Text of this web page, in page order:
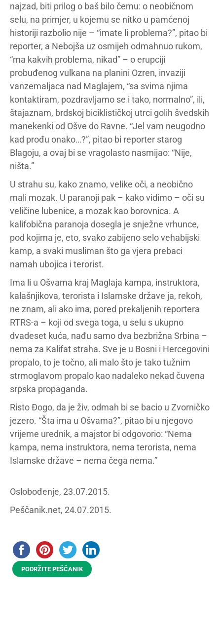
najzad, biti prilog o baš bilo čemu: o neobičnom
selu, na primjer, u kojemu se nitko u pamćenoj
historiji razbolio nije – “imate li problema?”, pitao bi
reporter, a Nebojša uz osmijeh odmahnuo rukom,
“ma kakvih problema, nikad” – o erupciji
probuđenog vulkana na planini Ozren, invaziji
vanzemaljaca nad Maglajem, “sa svima njima
kontaktiram, pozdravljamo se i tako, normalno”, ili,
štajaznam, brdskoj biciklističkoj utrci golih švedskih
manekenki od Ošve do Ravne. “Jel vam neugodno
kad prođu onako…?”, pitao bi reporter starog
Blagoju, a ovaj bi se vragolasto nasmijao: “Nije,
ništa.”
U strahu su, kako znamo, velike oči, a neobično
mali mozak. U paranoji pak – kako vidimo – oči su
veličine lubenice, a mozak kao borovnica. A
kalifobična paranoja dosegla je snježne vrhunce,
pod kojima je, eto, svako zabijeno selo vehabijski
kamp, a svaki musliman što ga vjera prebaci
namah ubojica i terorist.
Ima li u Ošvama kraj Maglaja kampa, instruktora,
kalašnjikova, terorista i Islamske države ja, rekoh,
ne znam, ali ako ima, pored prekaljenih reportera
RTRS-a – koji od svega toga, u selu s ukupno
dvadeset kuća, nađu samo dva bezbrižna Srbina –
nema za Kalifat straha. Sve je u Bosni i Hercegovini
propalo, to je točno, ali malo što je tako tužnim
strmoglavom propalo kao nadaleko nekad čuvena
srpska propaganda.
Risto Đogo, da je živ, odmah bi se bacio u Zvorničko
jezero. “Šta ima u Ošvama?”, pitao bi u njegovo
vrijeme urednik, a majstor bi odgovorio: “Nema
kampa, nema instruktora, nema terorista, nema
Islamske države – nema čega nema.”
Oslobođenje, 23.07.2015.
Peščanik.net, 24.07.2015.
PODRŽITE PEŠČANIK